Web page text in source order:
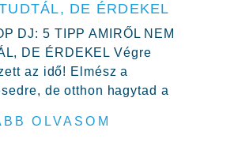
DE ÉRDEKEL
DJ: 5 TIPP AMIRŐL NEM
DE ÉRDEKEL Végre
az idő! Elmész a
de otthon hagytad a
OLVASOM